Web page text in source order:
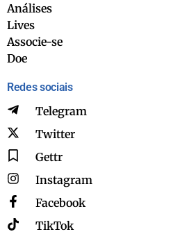
Análises
Lives
Associe-se
Doe
Redes sociais
Telegram
Twitter
Gettr
Instagram
Facebook
TikTok